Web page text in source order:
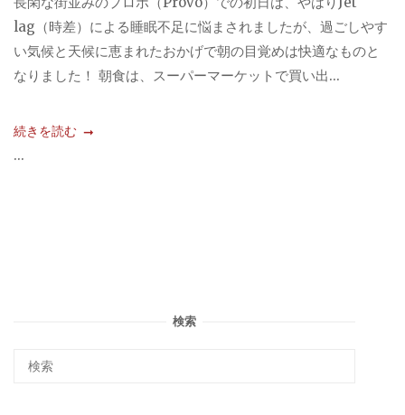
lag（時差）による睡眠不足に悩まされましたが、過ごしやす
い気候と天候に恵まれたおかげで朝の目覚めは快適なものと
なりました！ 朝食は、スーパーマーケットで買い出...
続きを読む
...
検索